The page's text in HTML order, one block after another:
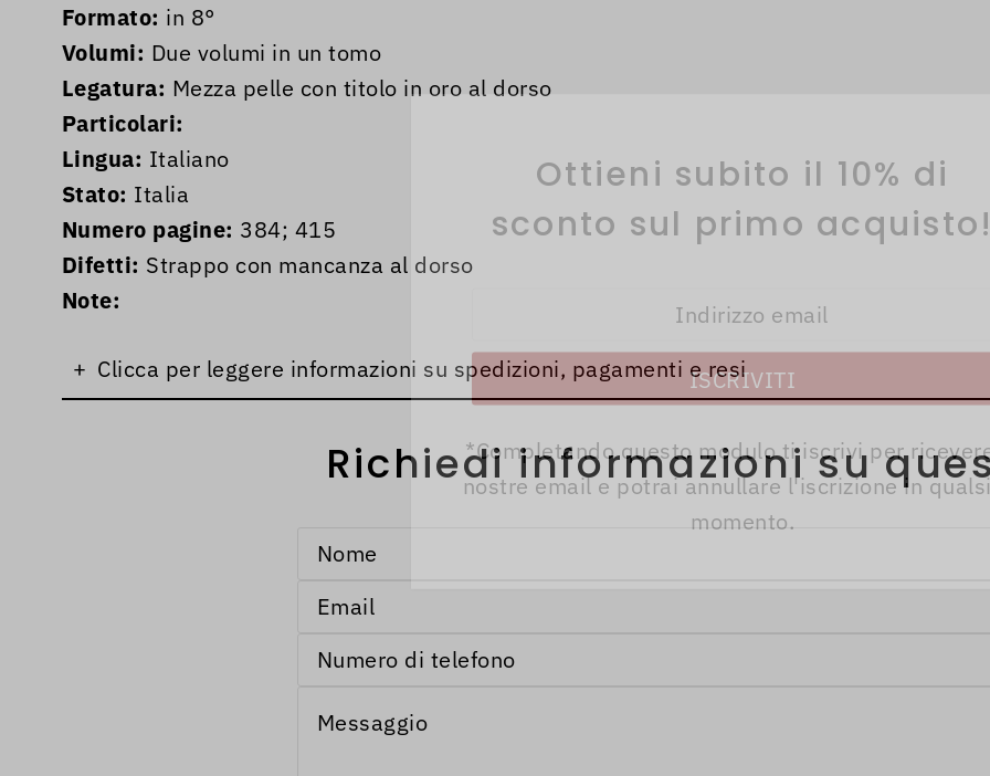
Formato: in 8°
Volumi: Due volumi in un tomo
Legatura: Mezza pelle con titolo in oro al dorso
Particolari:
Lingua: Italiano
Stato: Italia
Numero pagine: 384; 415
Difetti: Strappo con mancanza al dorso
Note:
+ Clicca per leggere informazioni su spedizioni, pagamenti e resi
Richiedi informazioni su
Ottieni subito il 10% di
sconto sul primo
*Completando questo modulo ti iscrivi per
nostre email e potrai annullare l'iscrizione in
momento.